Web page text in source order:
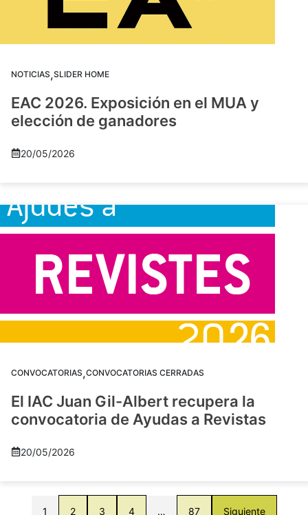
NOTICIAS,SLIDER HOME
EAC 2026. Exposición en el MUA y
elección de ganadores
20/05/2026
CONVOCATORIAS,CONVOCATORIAS CERRADAS
El IAC Juan Gil-Albert recupera la
convocatoria de Ayudas a Revistas
20/05/2026
1 2 3 4 … 87 Siguiente